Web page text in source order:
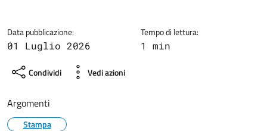
Data pubblicazione:
01 Luglio 2026
Tempo di lettura:
1 min
Condividi Vedi azioni
Argomenti
Stampa